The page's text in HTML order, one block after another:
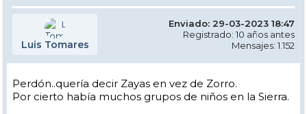
Luis Tomares
Enviado: 29-03-2023 18:47
Registrado: 10 años antes
Mensajes: 1.152
Perdón..quería decir Zayas en vez de Zorro.
Por cierto había muchos grupos de niños en la Sierra.